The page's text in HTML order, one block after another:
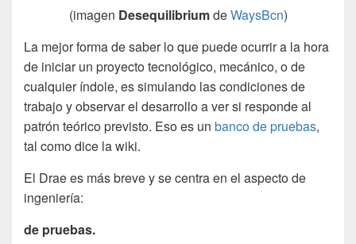
(imagen DesequilibriumdeWaysBcn)
La mejor forma de saber lo que puede ocurrir a la hora
de iniciar un proyecto tecnológico, mecánico, o de
cualquier índole, es simulando las condiciones de
trabajo y observar el desarrollo a ver si responde al
patrón teórico previsto. Eso es un banco de pruebas,
tal como dice la wiki.
El Drae es más breve y se centra en el aspecto de
ingeniería:
de pruebas.